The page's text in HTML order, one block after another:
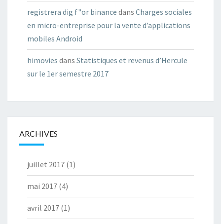
registrera dig f"or binance dans Charges sociales
en micro-entreprise pour la vente d’applications
mobiles Android
himovies dans Statistiques et revenus d’Hercule
sur le 1er semestre 2017
ARCHIVES
juillet 2017 (1)
mai 2017 (4)
avril 2017 (1)